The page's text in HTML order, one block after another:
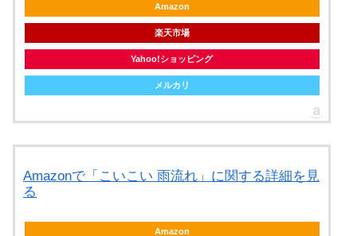
Amazon
楽天市場
Yahoo!ショッピング
メルカリ
Amazonで「こいこい 雨流れ」に関する詳細を見
る
Amazon